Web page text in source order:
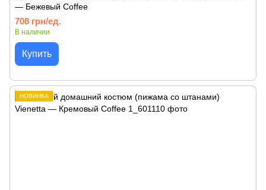
— Бежевый Coffee
708 грн/ед.
В наличии
Купить
НОВИНКА